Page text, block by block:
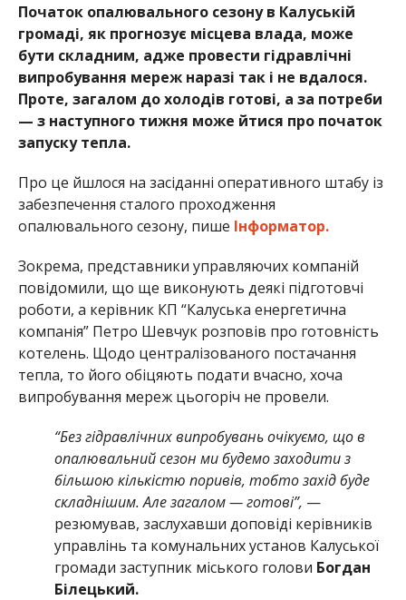
Початок опалювального сезону в Калуській
громаді, як прогнозує місцева влада, може
бути складним, адже провести гідравлічні
випробування мереж наразі так і не вдалося.
Проте, загалом до холодів готові, а за потреби
— з наступного тижня може йтися про початок
запуску тепла.
Про це йшлося на засіданні оперативного штабу із
забезпечення сталого проходження
опалювального сезону, пише Інформатор.
Зокрема, представники управляючих компаній
повідомили, що ще виконують деякі підготовчі
роботи, а керівник КП “Калуська енергетична
компанія” Петро Шевчук розповів про готовність
котелень. Щодо централізованого постачання
тепла, то його обіцяють подати вчасно, хоча
випробування мереж цьогоріч не провели.
“Без гідравлічних випробувань очікуємо, що в
опалювальний сезон ми будемо заходити з
більшою кількістю поривів, тобто захід буде
складнішим. Але загалом — готові”, —
резюмував, заслухавши доповіді керівників
управлінь та комунальних установ Калуської
громади заступник міського голови Богдан
Білецький.